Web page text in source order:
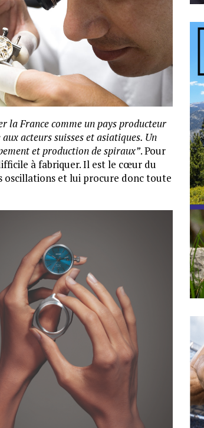
la France comme un pays producteur
acteurs suisses et asiatiques. Un
et production de spiraux”. Pour
à fabriquer. Il est le cœur du
oscillations et lui procure donc toute